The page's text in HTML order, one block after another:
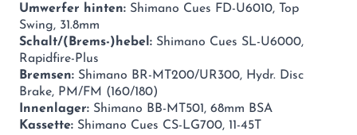
Umwerfer hinten: Shimano Cues FD-U6010, Top
Swing, 31.8mm
Schalt/(Brems-)hebel: Shimano Cues SL-U6000,
Rapidfire-Plus
Bremsen: Shimano BR-MT200/UR300, Hydr. Disc
Brake, PM/FM (160/180)
Innenlager: Shimano BB-MT501, 68mm BSA
Kassette: Shimano Cues CS-LG700, 11-45T